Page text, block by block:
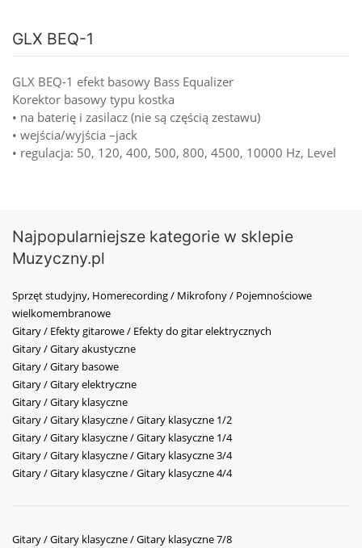
GLX BEQ-1
GLX BEQ-1 efekt basowy Bass Equalizer
Korektor basowy typu kostka
• na baterię i zasilacz (nie są częścią zestawu)
• wejścia/wyjścia –jack
• regulacja: 50, 120, 400, 500, 800, 4500, 10000 Hz, Level
Najpopularniejsze kategorie w sklepie
Muzyczny.pl
Sprzęt studyjny, Homerecording / Mikrofony / Pojemnościowe
wielkomembranowe
Gitary / Efekty gitarowe / Efekty do gitar elektrycznych
Gitary / Gitary akustyczne
Gitary / Gitary basowe
Gitary / Gitary elektryczne
Gitary / Gitary klasyczne
Gitary / Gitary klasyczne / Gitary klasyczne 1/2
Gitary / Gitary klasyczne / Gitary klasyczne 1/4
Gitary / Gitary klasyczne / Gitary klasyczne 3/4
Gitary / Gitary klasyczne / Gitary klasyczne 4/4
Gitary / Gitary klasyczne / Gitary klasyczne 7/8